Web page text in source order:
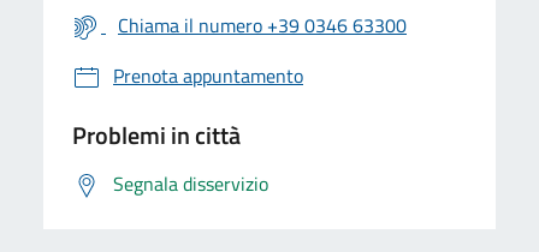
Chiama il numero +39 0346 63300
Prenota appuntamento
Problemi in città
Segnala disservizio